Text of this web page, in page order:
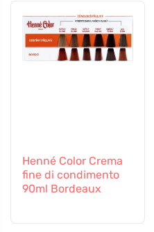
Henné Color Crema
fine di condimento
90ml Bordeaux